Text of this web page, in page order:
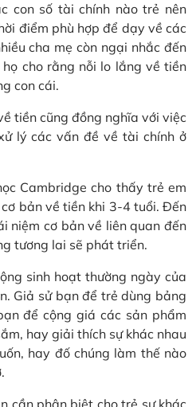
con số tài chính nào trẻ nên
điểm phù hợp để dạy về các
cha mẹ còn ngại nhắc đến
cho rằng nỗi lo lắng về tiền
con cái.
tiền cũng đồng nghĩa với việc
lý các vấn đề về tài chính ở
Cambridge cho thấy trẻ em
bản về tiền khi 3-4 tuổi. Đến
niệm cơ bản về liên quan đến
tương lai sẽ phát triển.
sinh hoạt thường ngày của
Giả sử bạn để trẻ dùng bảng
để cộng giá các sản phẩm
hay giải thích sự khác nhau
hay đố chúng làm thế nào
cần phân biệt cho trẻ sự khác